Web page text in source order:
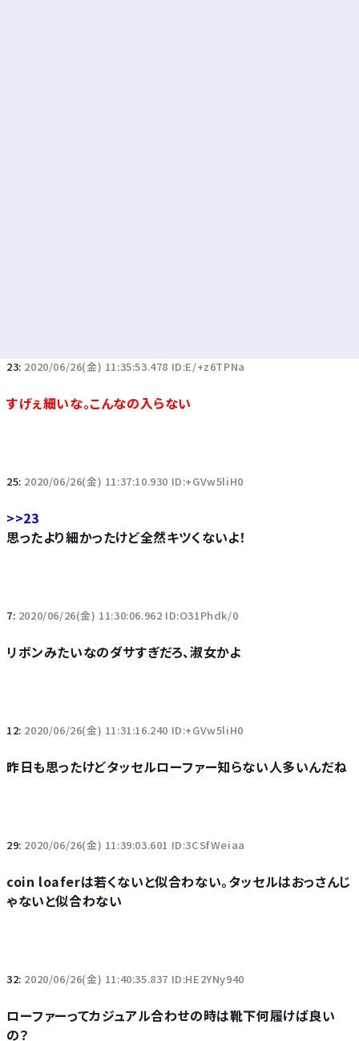
23: 2020/06/26(金) 11:35:53.478 ID:E/+z6TPNa
すげぇ細いな。こんなの入らない
25: 2020/06/26(金) 11:37:10.930 ID:+GVw5liH0
>>23
思ったより細かったけど全然キツくないよ！
7: 2020/06/26(金) 11:30:06.962 ID:O31Phdk/0
リボンみたいなのダサすぎだろ、淑女かよ
12: 2020/06/26(金) 11:31:16.240 ID:+GVw5liH0
昨日も思ったけどタッセルローファー知らない人多いんだね
29: 2020/06/26(金) 11:39:03.601 ID:3CSfWeiaa
coin loaferは若くないと似合わない。タッセルはおっさんじ
ゃないと似合わない
32: 2020/06/26(金) 11:40:35.837 ID:HE2YNy940
ローファーってカジュアル合わせの時は靴下何履けば良い
の？